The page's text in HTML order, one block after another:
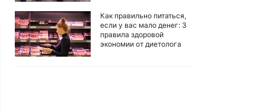
Как правильно питаться,
если у вас мало денег: 3
правила здоровой
экономии от диетолога